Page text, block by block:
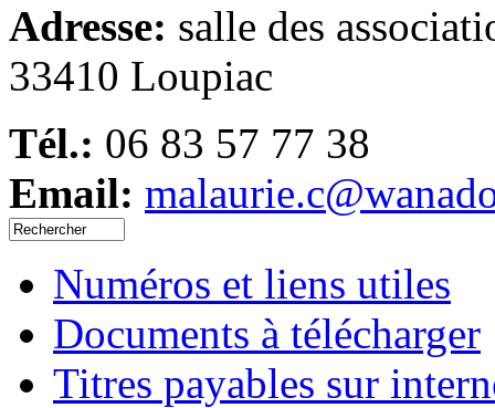
Adresse: salle des
33410 Loupiac
Tél.: 06 83 57 77 38
Email:
Numéros et liens utiles
Documents à télécharger
Titres payables sur